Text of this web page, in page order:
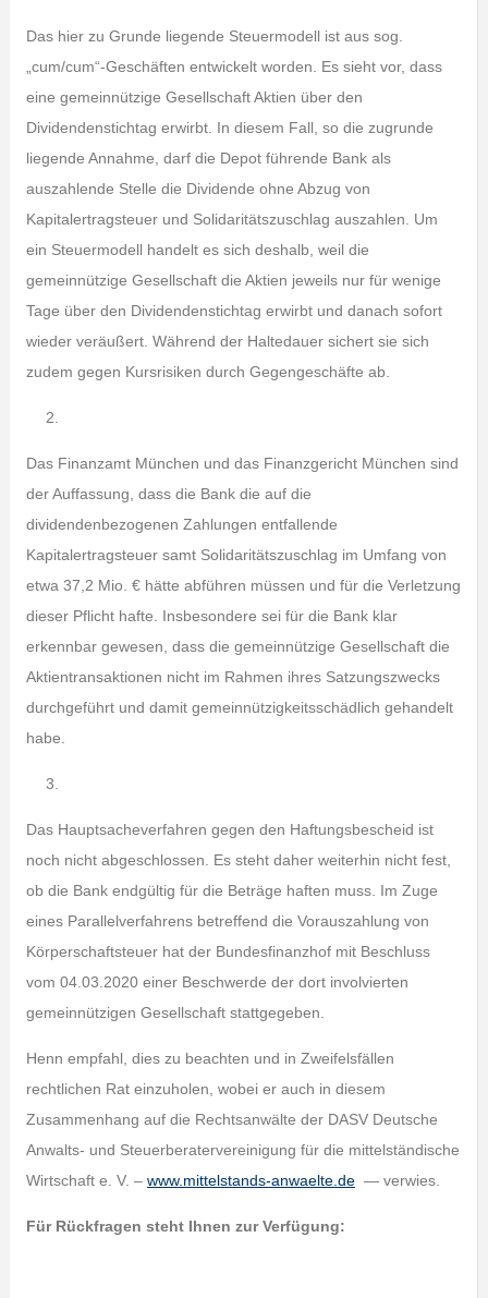
Das hier zu Grunde liegende Steuermodell ist aus sog.
„cum/cum“-Geschäften entwickelt worden. Es sieht vor, dass
eine gemeinnützige Gesellschaft Aktien über den
Dividendenstichtag erwirbt. In diesem Fall, so die zugrunde
liegende Annahme, darf die Depot führende Bank als
auszahlende Stelle die Dividende ohne Abzug von
Kapitalertragsteuer und Solidaritätszuschlag auszahlen. Um
ein Steuermodell handelt es sich deshalb, weil die
gemeinnützige Gesellschaft die Aktien jeweils nur für wenige
Tage über den Dividendenstichtag erwirbt und danach sofort
wieder veräußert. Während der Haltedauer sichert sie sich
zudem gegen Kursrisiken durch Gegengeschäfte ab.
Das Finanzamt München und das Finanzgericht München sind
der Auffassung, dass die Bank die auf die
dividendenbezogenen Zahlungen entfallende
Kapitalertragsteuer samt Solidaritätszuschlag im Umfang von
etwa 37,2 Mio. € hätte abführen müssen und für die Verletzung
dieser Pflicht hafte. Insbesondere sei für die Bank klar
erkennbar gewesen, dass die gemeinnützige Gesellschaft die
Aktientransaktionen nicht im Rahmen ihres Satzungszwecks
durchgeführt und damit gemeinnützigkeitsschädlich gehandelt
habe.
Das Hauptsacheverfahren gegen den Haftungsbescheid ist
noch nicht abgeschlossen. Es steht daher weiterhin nicht fest,
ob die Bank endgültig für die Beträge haften muss. Im Zuge
eines Parallelverfahrens betreffend die Vorauszahlung von
Körperschaftsteuer hat der Bundesfinanzhof mit Beschluss
vom 04.03.2020 einer Beschwerde der dort involvierten
gemeinnützigen Gesellschaft stattgegeben.
Henn empfahl, dies zu beachten und in Zweifelsfällen
rechtlichen Rat einzuholen, wobei er auch in diesem
Zusammenhang auf die Rechtsanwälte der DASV Deutsche
Anwalts- und Steuerberatervereinigung für die mittelständische
Wirtschaft e. V. – www.mittelstands-anwaelte.de— verwies.
Für Rückfragen steht Ihnen zur Verfügung: